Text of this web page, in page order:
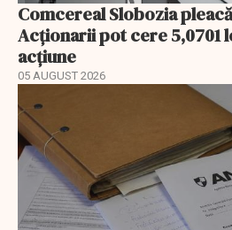
Comcereal Slobozia
Acționarii pot cere 5,0701
acțiune
05 AUGUST 2026